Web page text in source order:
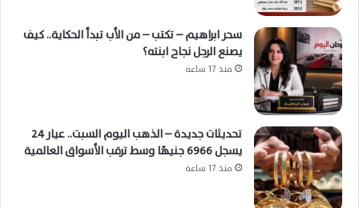
سحر ابراهيم – تكتب – من الأب تبدأ الحكاية.. كيف
يصنع الرجل نجاح ابنته؟
منذ 17 ساعة
تحديثات جديدة – الذهب اليوم السبت.. عيار 24
يسجل 6966 جنيهًا وسط ترقب الأسواق العالمية
منذ 17 ساعة